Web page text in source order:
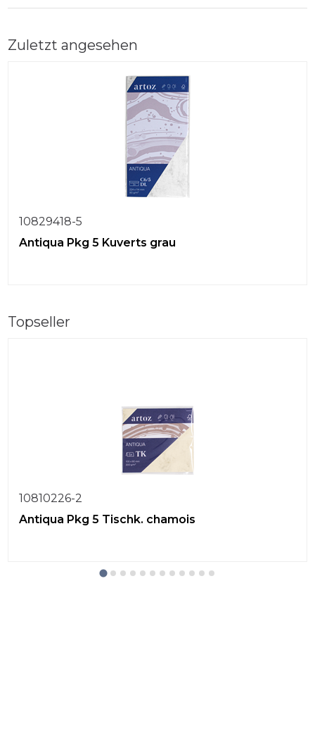
Zuletzt angesehen
10829418-5
Antiqua Pkg 5 Kuverts grau
Topseller
10810226-2
Antiqua Pkg 5 Tischk. chamois